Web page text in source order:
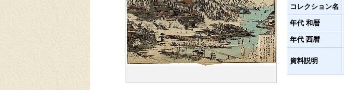
コレクション名
年代 和暦
年代 西暦
資料説明